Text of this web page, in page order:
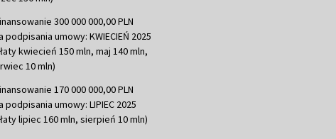
300 000 000,00 PLN
podpisania umowy: KWIECIEŃ 2025
kwiecień 150 mln, maj 140 mln,
10 mln)
170 000 000,00 PLN
podpisania umowy: LIPIEC 2025
lipiec 160 mln, sierpień 10 mln)